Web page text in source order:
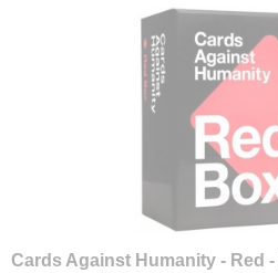
Cards Against Humanity - Red -